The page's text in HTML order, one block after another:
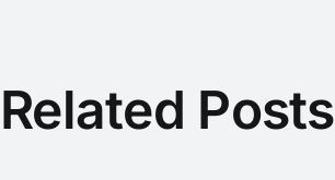
Related Posts